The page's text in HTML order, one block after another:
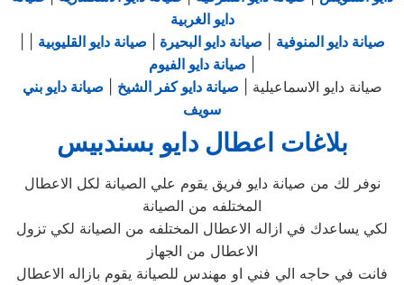
دايو الغربية
صيانة دايو المنوفية صيانة دايو البحيرة صيانة دايو القليوبية
صيانة دايو الفيوم
صيانة دايو الاسماعيلية | صيانة دايو كفر الشيخ
صيانة دايو بني
سويف
بلاغات اعطال دايو بسندبيس
نوفر لك من صيانة دايو فريق يقوم علي الصيانة لكل الاعطال
المختلفه من الصيانة
لكي يساعدك في ازاله الاعطال المختلفه من الصيانة لكي تزول
الاعطال من الجهاز
فانت في حاجه الي فني او مهندس للصيانة يقوم بازاله الاعطال